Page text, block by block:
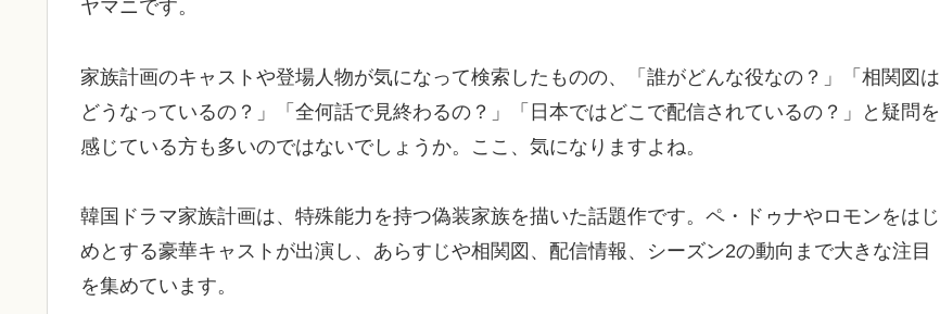
ヤマニです。
家族計画のキャストや登場人物が気になって検索したものの、「誰がどんな役なの？」「相関図は
どうなっているの？」「全何話で見終わるの？」「日本ではどこで配信されているの？」と疑問を
感じている方も多いのではないでしょうか。ここ、気になりますよね。
韓国ドラマ家族計画は、特殊能力を持つ偽装家族を描いた話題作です。ペ・ドゥナやロモンをはじ
めとする豪華キャストが出演し、あらすじや相関図、配信情報、シーズン2の動向まで大きな注目
を集めています。